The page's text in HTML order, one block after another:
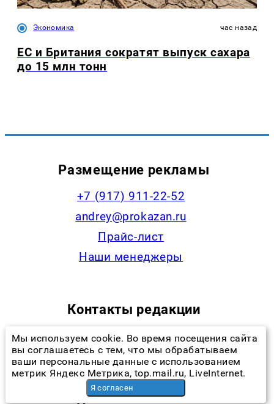
Экономика час назад
ЕС и Британия сократят выпуск сахара
до 15 млн тонн
Размещение рекламы
+7 (917) 911-22-52
andrey@prokazan.ru
Прайс-лист
Наши менеджеры
Контакты редакции
+7 (922) 335-53-79,
news@progorodchelny.ru
Мы используем cookie. Во время посещения сайта
вы соглашаетесь с тем, что мы обрабатываем
ваши персональные данные с использованием
метрик Яндекс Метрика, top.mail.ru, LiveInternet.
Я согласен